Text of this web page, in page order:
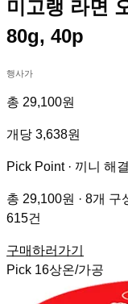
미고랭 라면
80g, 40p
행사가
총 29,100원
개당 3,638원
Pick Point · 끼니 해
총 29,100원 · 8개 구
615건
구매하러가기
Pick 16상온/가공